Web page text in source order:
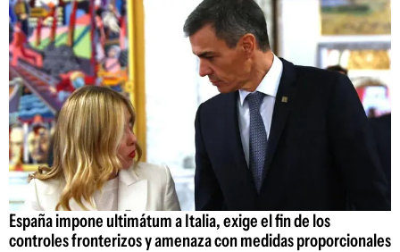
España impone ultimátum a Italia, exige el fin de los
controles fronterizos y amenaza con medidas proporcionales